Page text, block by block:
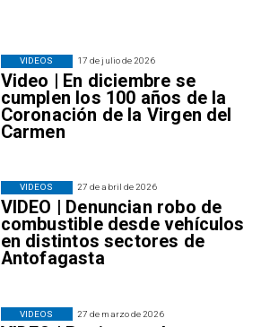
17 de julio de 2026
Video | En diciembre se
cumplen los 100 años de la
Coronación de la Virgen del
Carmen
VIDEOS
27 de abril de 2026
VIDEO | Denuncian robo de
combustible desde vehículos
en distintos sectores de
Antofagasta
VIDEOS
27 de marzo de 2026
VIDEOS